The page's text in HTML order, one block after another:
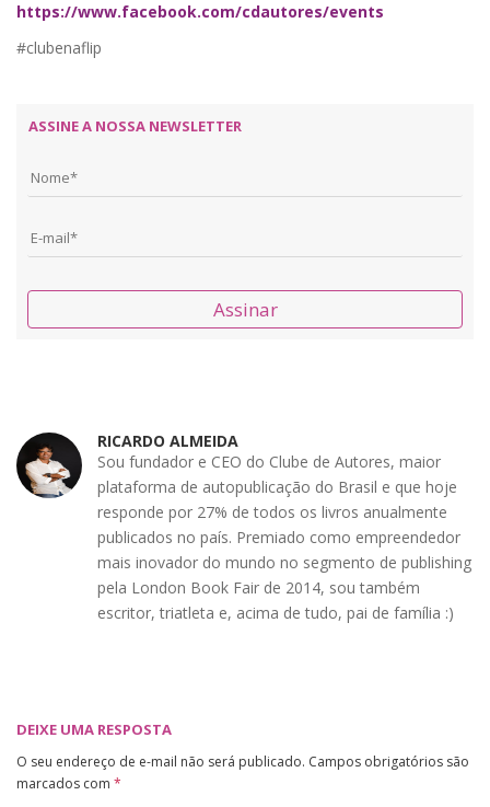
https://www.facebook.com/cdautores/events
#clubenaflip
ASSINE A NOSSA NEWSLETTER
Assinar
RICARDO ALMEIDA
Sou fundador e CEO do Clube de Autores, maior
plataforma de autopublicação do Brasil e que hoje
responde por 27% de todos os livros anualmente
publicados no país. Premiado como empreendedor
mais inovador do mundo no segmento de publishing
pela London Book Fair de 2014, sou também
escritor, triatleta e, acima de tudo, pai de família :)
DEIXE UMA RESPOSTA
O seu endereço de e-mail não será publicado. Campos obrigatórios são
marcados com *